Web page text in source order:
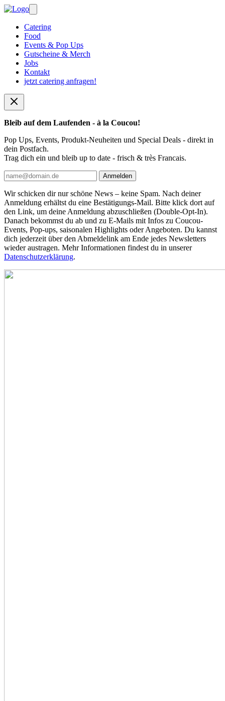
Catering
Food
Events & Pop Ups
Gutscheine & Merch
Jobs
Kontakt
jetzt catering anfragen!
Bleib auf dem Laufenden - à la Coucou!
Pop Ups, Events, Produkt-Neuheiten und Special Deals - direkt in
dein Postfach.
Trag dich ein und bleib up to date - frisch & très Francais.
Wir schicken dir nur schöne News – keine Spam. Nach deiner
Anmeldung erhältst du eine Bestätigungs-Mail. Bitte klick dort auf
den Link, um deine Anmeldung abzuschließen (Double-Opt-In).
Danach bekommst du ab und zu E-Mails mit Infos zu Coucou-
Events, Pop-ups, saisonalen Highlights oder Angeboten. Du kannst
dich jederzeit über den Abmeldelink am Ende jedes Newsletters
wieder austragen. Mehr Informationen findest du in unserer
Datenschutzerklärung.